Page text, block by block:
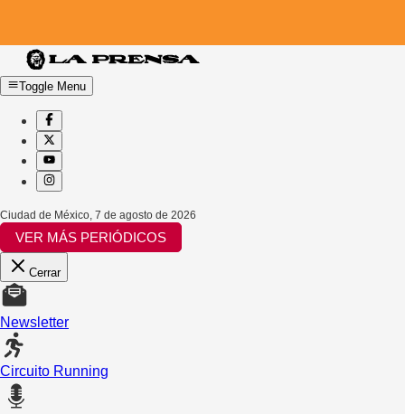
Toggle Menu
Ciudad de México 7 de agosto de 2026
VER MÁS PERIÓDICOS
Cerrar
Newsletter
Circuito Running